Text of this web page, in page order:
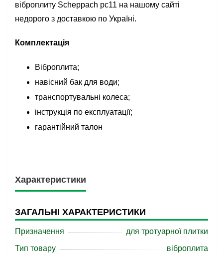
віброплиту Scheppach pc11 на нашому сайті
недорого з доставкою по Україні.
Комплектація
Віброплита;
навісний бак для води;
транспортувальні колеса;
інструкція по експлуатації;
гарантійний талон
Характеристики
ЗАГАЛЬНІ ХАРАКТЕРИСТИКИ
Призначення
для тротуарної плитки
Тип товару
віброплита